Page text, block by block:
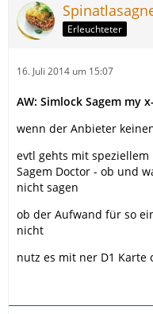
Erleuchteter
16. Juli 2014 um 15:07
AW: Simlock Sagem my
wenn der Anbieter
evtl gehts mit
Sagem Doctor - ob und
nicht sagen
ob der Aufwand für so
nicht
nutz es mit ner D1 Karte